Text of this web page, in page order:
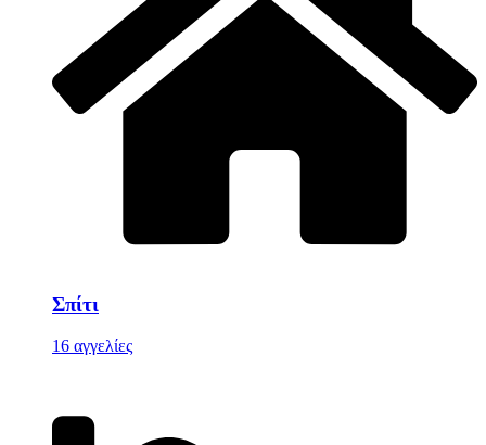
Σπίτι
16 αγγελίες